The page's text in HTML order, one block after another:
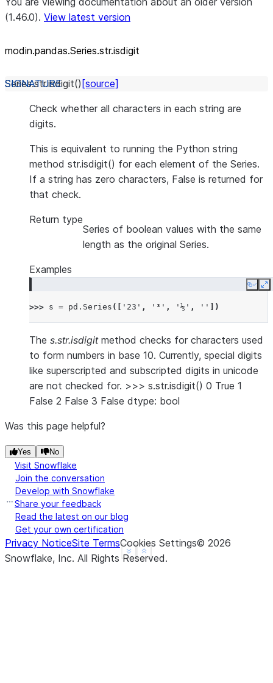
(1.46.0). View latest version
modin.pandas.Series.str.isdigit
Series.str.isdigit() [source]
Check whether all characters in each string are
digits.
This is equivalent to running the Python string
method str.isdigit() for each element of the Series.
If a string has zero characters, False is returned for
that check.
Return type
Series of boolean values with the same
length as the original Series.
Examples
Copy
>>> s = pd . Series ([ '23' , '³' , '⅕' , '' ])
Show less
See more
The s.str.isdigitmethod checks for characters used
to form numbers in base 10. Currently, special digits
like superscripted and subscripted digits in unicode
are not checked for. >>> s.str.isdigit() 0 True 1
False 2 False 3 False dtype: bool
Was this page helpful?
Yes No
Visit Snowflake
Join the conversation
Develop with Snowflake
Share your feedback
Read the latest on our blog
Get your own certification
Privacy NoticeSite TermsCookies Settings© 2026
Snowflake, Inc. All Rights Reserved.